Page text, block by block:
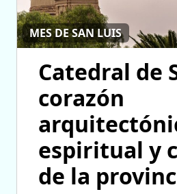
MES DE SAN LUIS
Catedral de
corazón
espiritual y
de la